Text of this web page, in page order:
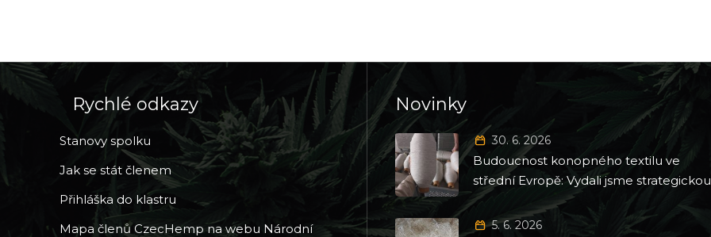
Rychlé odkazy
Stanovy spolku
Jak se stát členem
Přihláška do klastru
Mapa členů CzecHemp na webu Národní
Novinky
30. 6. 2026
Budoucnost konopného textilu ve
střední Evropě: Vydali jsme strategickou
Roadmapu 2026–2035
5. 6. 2026